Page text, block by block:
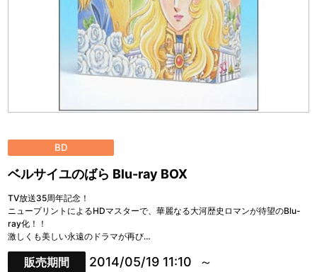
BD
ベルサイユのばら Blu-ray BOX
TV放送35周年記念！
ニュープリントによるHDマスターで、華麗なる大河歴史ロマンが待望のBlu-
ray化！！
激しくも美しい永遠のドラマが再び…
販売期間 2014/05/19 11:10